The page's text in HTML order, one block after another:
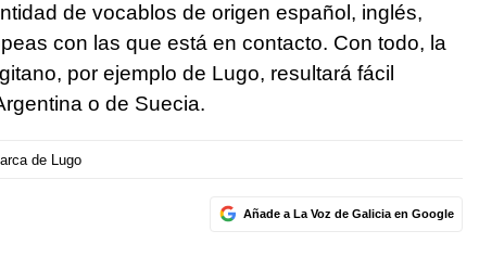
de vocablos de origen español, inglés,
con las que está en contacto. Con todo, la
por ejemplo de Lugo, resultará fácil
o de Suecia.
de Lugo
Añade a La Voz de Galicia en Google